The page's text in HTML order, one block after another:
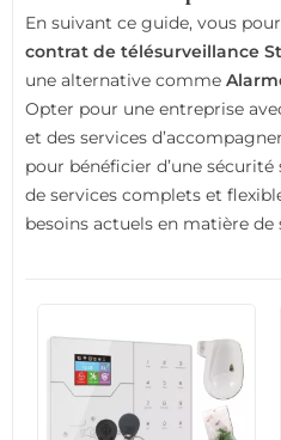
En suivant ce guide, vous
contrat de télésurveillance
une alternative comme
Opter pour une entreprise
et des services
pour bénéficier d’une
de services complets et
besoins actuels en matière de